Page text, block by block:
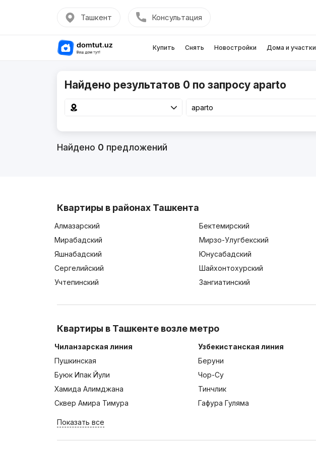
Ташкент Консультация
Купить Снять Новостройки Дома и участки
Найдено результатов 0 по запросу aparto
Найдено 0 предложений
Квартиры в районах Ташкента
Алмазарский Бектемирский
Мирабадский
Мирзо-Улугбекский
Яшнабадский
Юнусабадский
Сергелийский
Шайхонтохурский
Учтепинский
Зангиатинский
Квартиры в Ташкенте возле метро
Чиланзарская линия
Пушкинская
Буюк Ипак Йули
Хамида Алимджана
Сквер Амира Тимура
Узбекистанская линия
Беруни
Чор-Су
Тинчлик
Гафура Гуляма
Показать все